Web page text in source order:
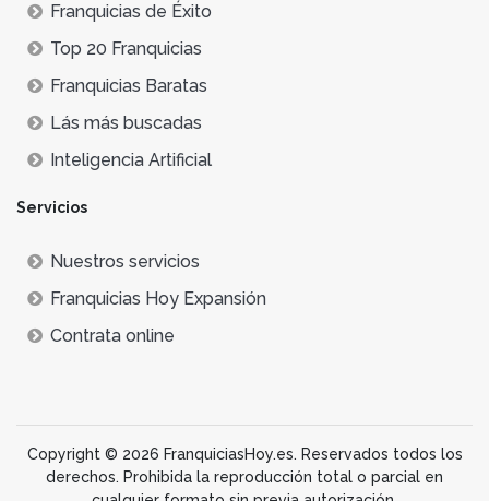
Franquicias de Éxito
Top 20 Franquicias
Franquicias Baratas
Lás más buscadas
Inteligencia Artificial
Servicios
Nuestros servicios
Franquicias Hoy Expansión
Contrata online
Copyright © 2026 FranquiciasHoy.es. Reservados todos los
derechos. Prohibida la reproducción total o parcial en